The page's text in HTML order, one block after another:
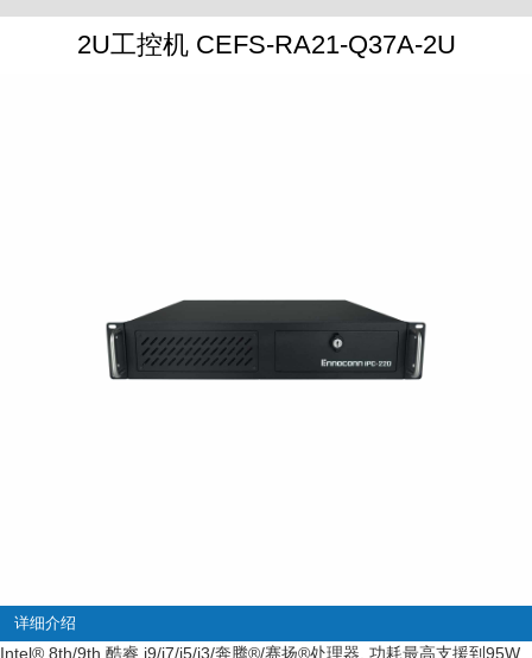
2U工控机 CEFS-RA21-Q37A-2U
详细介绍
Intel® 8th/9th 酷睿 i9/i7/i5/i3/奔腾®/赛扬®处理器, 功耗最高支援到95W